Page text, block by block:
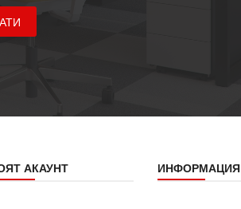
АКАУНТ ИНФОРМАЦИЯ